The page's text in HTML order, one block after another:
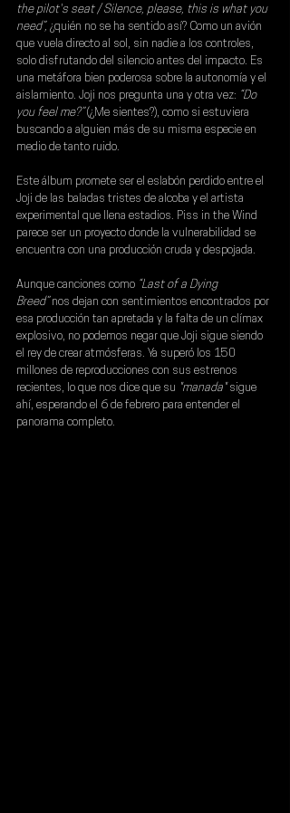
the pilot's seat / Silence, please, this is what you
need”, ¿quién no se ha sentido así? Como un avión
que vuela directo al sol, sin nadie a los controles,
solo disfrutando del silencio antes del impacto. Es
una metáfora bien poderosa sobre la autonomía y el
aislamiento. Joji nos pregunta una y otra vez:
“Do
you feel me?” (¿Me sientes?), como si estuviera
buscando a alguien más de su misma especie en
medio de tanto ruido.
Este álbum promete ser el eslabón perdido entre el
Joji de las baladas tristes de alcoba y el artista
experimental que llena estadios. Piss in the Wind
parece ser un proyecto donde la vulnerabilidad se
encuentra con una producción cruda y despojada.
Aunque canciones como
“Last of a Dying
Breed” nos dejan con sentimientos encontrados por
esa producción tan apretada y la falta de un clímax
explosivo, no podemos negar que Joji sigue siendo
el rey de crear atmósferas. Ya superó los 150
millones de reproducciones con sus estrenos
recientes, lo que nos dice que su "manada" sigue
ahí, esperando el 6 de febrero para entender el
panorama completo.